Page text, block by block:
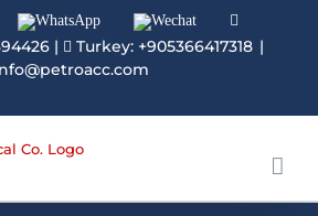
WhatsApp Wechat
| Turkey: +905366417318 |